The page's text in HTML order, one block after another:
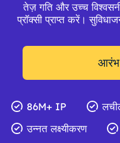
तेज़ गति और उच्च
प्रॉक्सी प्राप्त करें।
86M+ IP
उन्नत लक्ष्यीकरण